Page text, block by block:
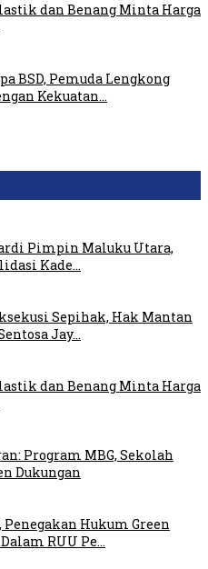
dan Benang Minta Harga
BSD, Pemuda Lengkong
Kekuatan…
Pimpin Maluku Utara,
Kade…
Sepihak, Hak Mantan
Jay…
dan Benang Minta Harga
Program MBG, Sekolah
Dukungan
Penegakan Hukum Green
RUU Pe…